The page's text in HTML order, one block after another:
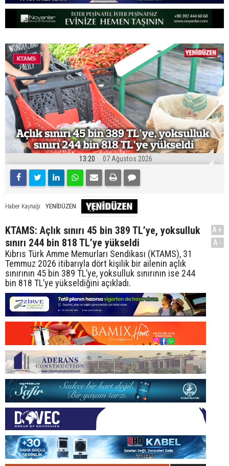
13:20 07 Ağustos 2026
Haber Kaynağı YENİDÜZEN
KTAMS: Açlık sınırı 45 bin 389 TL’ye, yoksulluk
sınırı 244 bin 818 TL’ye yükseldi
Kıbrıs Türk Amme Memurları Sendikası (KTAMS), 31
Temmuz 2026 itibarıyla dört kişilik bir ailenin açlık
sınırının 45 bin 389 TL’ye, yoksulluk sınırının ise 244
bin 818 TL’ye yükseldiğini açıkladı.
A+
A-